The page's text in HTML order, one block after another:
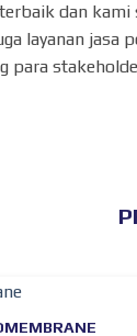
dan
layanan
para